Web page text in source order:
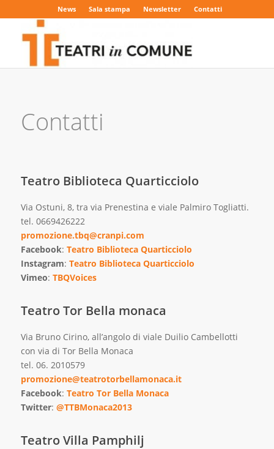
News Sala stampa Newsletter Contatti
Contatti
Teatro Biblioteca Quarticciolo
Via Ostuni, 8, tra via Prenestina e viale Palmiro Togliatti.
tel. 0669426222
promozione.tbq@cranpi.com
Facebook: Teatro Biblioteca Quarticciolo
Instagram: Teatro Biblioteca Quarticciolo
Vimeo: TBQVoices
Teatro Tor Bella monaca
Via Bruno Cirino, all’angolo di viale Duilio Cambellotti
con via di Tor Bella Monaca
tel. 06. 2010579
promozione@teatrotorbellamonaca.it
Facebook: Teatro Tor Bella Monaca
Twitter: @TTBMonaca2013
Teatro Villa Pamphilj